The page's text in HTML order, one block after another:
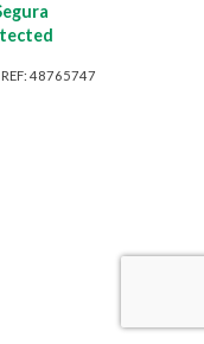
REF: 48765747